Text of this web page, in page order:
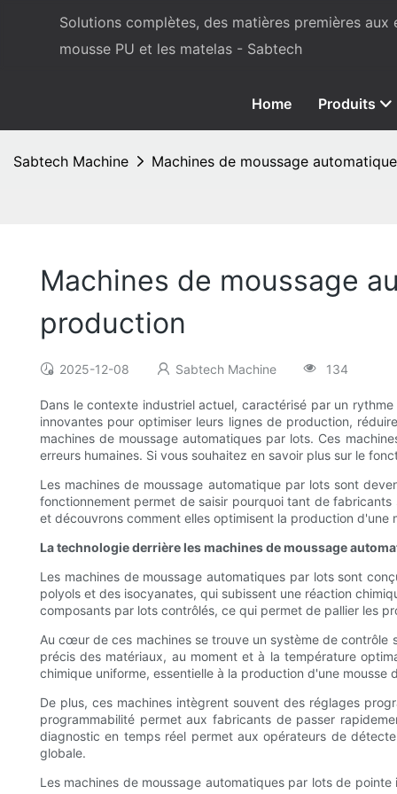
Solutions complètes, des matières premières
mousse PU et les matelas - Sabtech
Home Produits
Sabtech Machine Machines de moussage
Machines de moussage
production
2025-12-08 Sabtech Machine 134
Dans le contexte industriel actuel, caractérisé par un
innovantes pour optimiser leurs lignes de production,
machines de moussage automatiques par lots. Ces
erreurs humaines. Si vous souhaitez en savoir plus sur le
Les machines de moussage automatique par lots sont
fonctionnement permet de saisir pourquoi tant de
et découvrons comment elles optimisent la production
La technologie derrière les machines de moussage
Les machines de moussage automatiques par lots sont
polyols et des isocyanates, qui subissent une réaction
composants par lots contrôlés, ce qui permet de pallier les
Au cœur de ces machines se trouve un système de contrôle
précis des matériaux, au moment et à la température
chimique uniforme, essentielle à la production d'une
De plus, ces machines intègrent souvent des réglages
programmabilité permet aux fabricants de passer
diagnostic en temps réel permet aux opérateurs de
globale.
Les machines de moussage automatiques par lots de